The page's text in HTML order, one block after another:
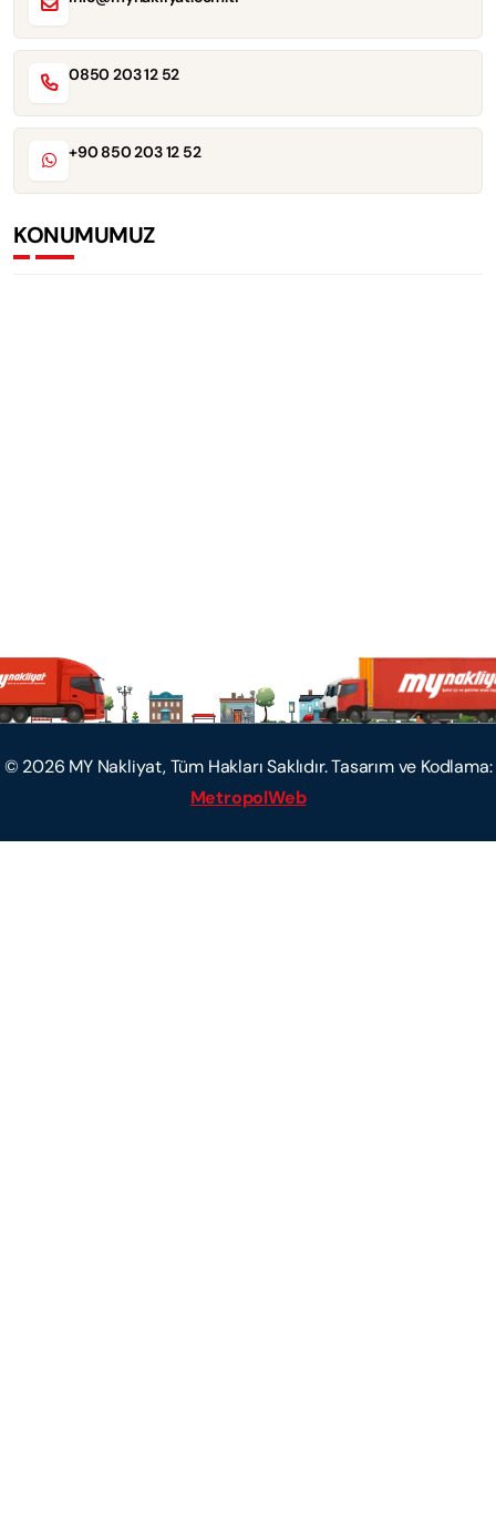
0850 203 12 52
+90 850 203 12 52
KONUMUMUZ
© 2026 MY Nakliyat, Tüm Hakları Saklıdır. Tasarım ve Kodlama:
MetropolWeb